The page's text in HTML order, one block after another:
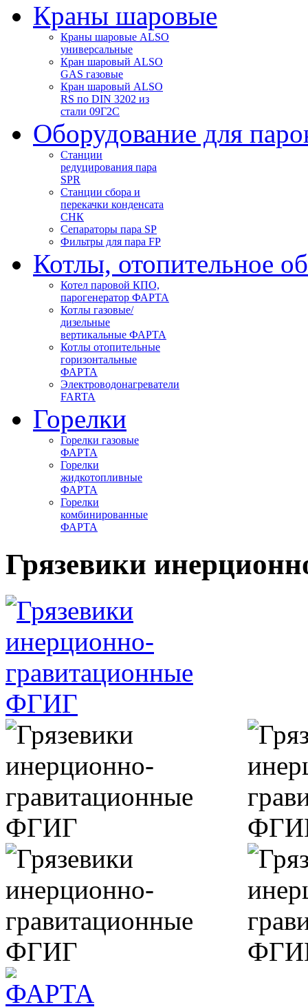
Краны шаровые
Краны шаровые ALSO
универсальные
Кран шаровый ALSO
GAS газовые
Кран шаровый ALSO
RS по DIN 3202 из
стали 09Г2С
Оборудование для
Станции
редуцирования пара
SPR
Станции сбора и
перекачки конденсата
СНК
Сепараторы пара SP
Фильтры для пара FP
Котлы, отопительное
Котел паровой КПО,
парогенератор ФАРТА
Котлы газовые/
дизельные
вертикальные ФАРТА
Котлы отопительные
горизонтальные
ФАРТА
Электроводонагреватели
FARTA
Горелки
Горелки газовые
ФАРТА
Горелки
жидкотопливные
ФАРТА
Горелки
комбинированные
ФАРТА
Грязевики